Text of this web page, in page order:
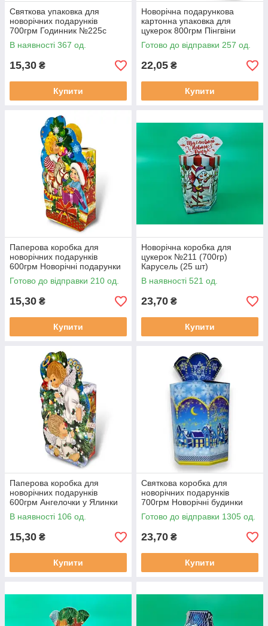
Святкова упаковка для
новорічних подарунків
700грм Годинник №225с
(ММ10634)
В наявності 367 од.
15,30 ₴
Купити
Новорічна подарункова
картонна упаковка для
цукерок 800грм Пінгвіни
(20761687616)
Готово до відправки 257 од.
22,05 ₴
Купити
Паперова коробка для
новорічних подарунків
600грм Новорічні подарунки
№229с (ММ10636)
Готово до відправки 210 од.
15,30 ₴
Купити
Новорічна коробка для
цукерок №211 (700гр)
Карусель (25 шт)
В наявності 521 од.
23,70 ₴
Купити
Паперова коробка для
новорічних подарунків
600грм Ангелочки у Ялинки
№230с (ММ10637)
В наявності 106 од.
15,30 ₴
Купити
Святкова коробка для
новорічних подарунків
700грм Новорічні будинки
(21210604)
Готово до відправки 1305 од.
23,70 ₴
Купити